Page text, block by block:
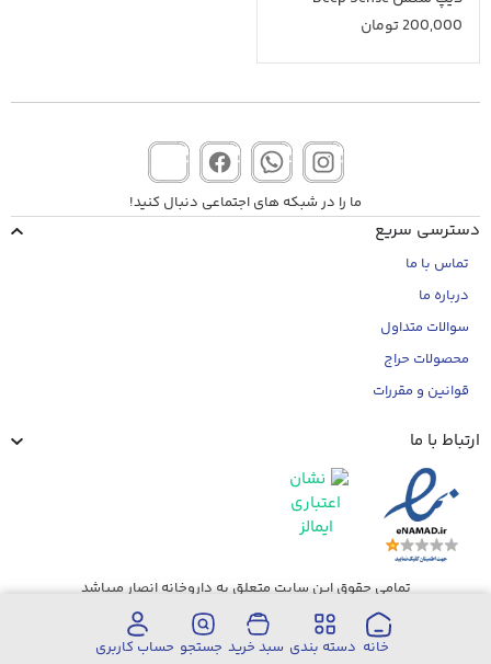
200,000تومان
ما را در شبکه های اجتماعی دنبال کنید!
دسترسی سریع
تماس با ما
درباره ما
سوالات متداول
محصولات حراج
قوانین و مقررات
ارتباط با ما
تمامی حقوق این سایت متعلق به داروخانه انصار میباشد
خانه دسته بندی سبد خرید جستجو حساب کاربری